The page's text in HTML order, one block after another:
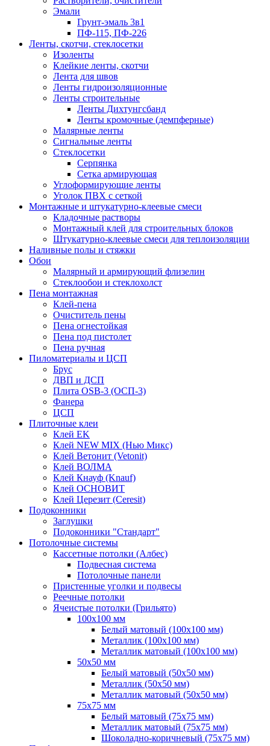
Эмали
Грунт-эмаль 3в1
ПФ-115, ПФ-226
Ленты, скотчи, стеклосетки
Изоленты
Клейкие ленты, скотчи
Лента для швов
Ленты гидроизоляционные
Ленты строительные
Ленты Дихтунгсбанд
Ленты кромочные (демпферные)
Малярные ленты
Сигнальные ленты
Стеклосетки
Серпянка
Сетка армирующая
Углоформирующие ленты
Уголок ПВХ с сеткой
Монтажные и штукатурно-клеевые смеси
Кладочные растворы
Монтажный клей для строительных блоков
Штукатурно-клеевые смеси для теплоизоляции
Наливные полы и стяжки
Обои
Малярный и армирующий флизелин
Стеклообои и стеклохолст
Пена монтажная
Клей-пена
Очиститель пены
Пена огнестойкая
Пена под пистолет
Пена ручная
Пиломатериалы и ЦСП
Брус
ДВП и ДСП
Плита OSB-3 (ОСП-3)
Фанера
ЦСП
Плиточные клеи
Клей EK
Клей NEW MIX (Нью Микс)
Клей Ветонит (Vetonit)
Клей ВОЛМА
Клей Кнауф (Knauf)
Клей ОСНОВИТ
Клей Церезит (Ceresit)
Подоконники
Заглушки
Подоконники "Стандарт"
Потолочные системы
Кассетные потолки (Албес)
Подвесная система
Потолочные панели
Пристенные уголки и подвесы
Реечные потолки
Ячеистые потолки (Грильято)
100х100 мм
Белый матовый (100х100 мм)
Металлик (100х100 мм)
Металлик матовый (100х100 мм)
50х50 мм
Белый матовый (50х50 мм)
Металлик (50х50 мм)
Металлик матовый (50х50 мм)
75х75 мм
Белый матовый (75х75 мм)
Металлик матовый (75х75 мм)
Шоколадно-коричневый (75х75 мм)